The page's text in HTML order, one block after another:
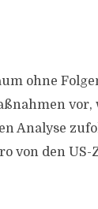
ohne
Analyse
von den